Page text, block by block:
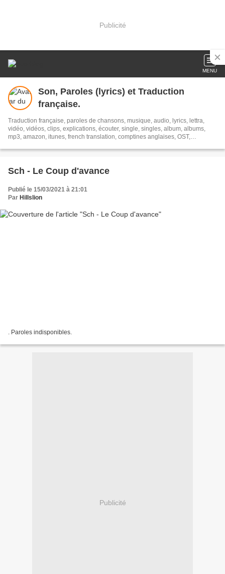
Publicité
MENU
Son, Paroles (lyrics) et Traduction
française.
Traduction française, paroles de chansons, musique, audio, lyrics, lettra,
vidéo, vidéos, clips, explications, écouter, single, singles, album, albums,
mp3, amazon, itunes, french translation, comptines anglaises, OST,
Sch - Le Coup d'avance
Publié le 15/03/2021 à 21:01
Par Hillslion
. Paroles indisponibles.
Publicité